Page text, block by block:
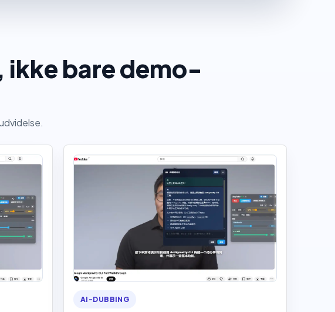
ikke bare demo-
AI-DUBBING